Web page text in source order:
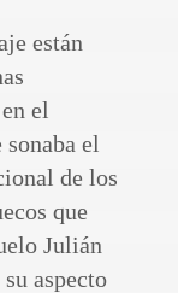
están
el
el
de los
que
Julián
aspecto